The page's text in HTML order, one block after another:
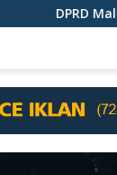
DPRD Maluku